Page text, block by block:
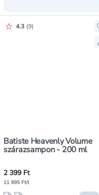
Batiste Heavenly Volume
szárazsampon - 200 ml
Értékelés pontszáma:
4.3 (9)
2 399 Ft
11 995 Ft/l